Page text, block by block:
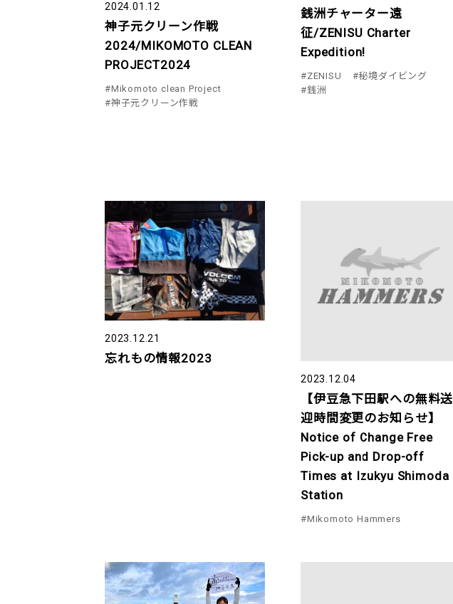
2024.01.12
神子元クリーン作戦
2024/MIKOMOTO CLEAN
PROJECT2024
#Mikomoto clean Project
#神子元クリーン作戦
銭洲チャーター遠
征/ZENISU Charter
Expedition!
#ZENISU
#秘境ダイビング
#銭洲
2023.12.21
忘れもの情報2023
2023.12.04
【伊豆急下田駅への無料送
迎時間変更のお知らせ】
Notice of Change Free
Pick-up and Drop-off
Times at Izukyu Shimoda
Station
#Mikomoto Hammers